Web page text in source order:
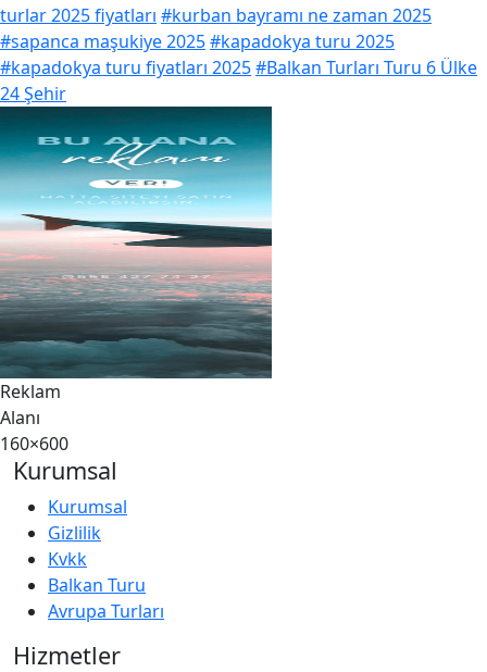
turlar 2025 fiyatları #kurban bayramı ne zaman 2025
#sapanca maşukiye 2025#kapadokya turu 2025
#kapadokya turu fiyatları 2025#Balkan Turları Turu 6 Ülke
24 Şehir
Reklam
Alanı
160×600
Kurumsal
Kurumsal
Gizlilik
Kvkk
Balkan Turu
Avrupa Turları
Hizmetler